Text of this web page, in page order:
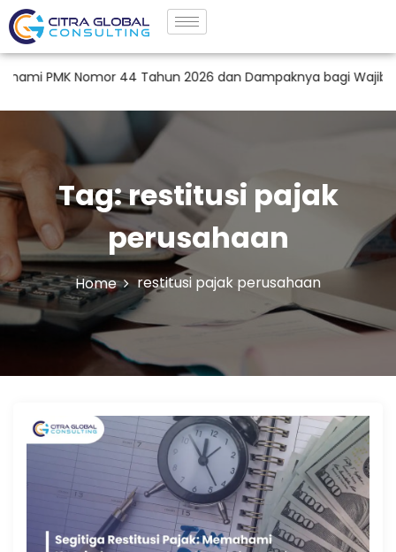
PMK Nomor 44 Tahun 2026 dan Dampaknya bagi Wajib
Tag:restitusi pajak
perusahaan
Home restitusi pajak perusahaan